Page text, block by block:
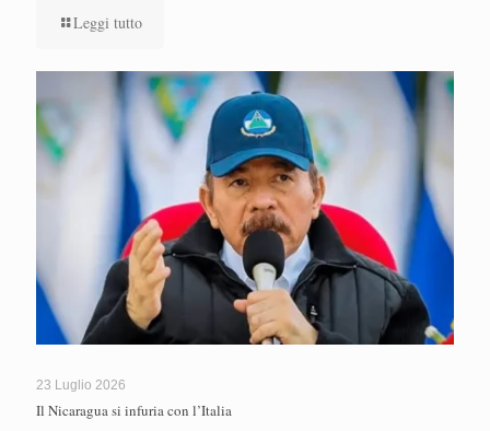
Leggi tutto
23 Luglio 2026
Il Nicaragua si infuria con l’Italia